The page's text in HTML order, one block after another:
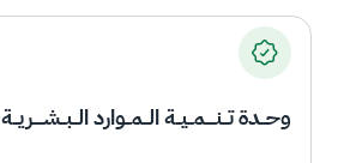
وحــدة تــنــــمــيــة الــمــوارد الــبــشــــريــة